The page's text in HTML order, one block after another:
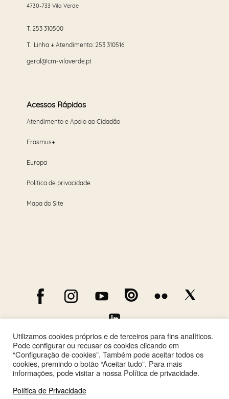
4730-733 Vila Verde
T. 253 310500
T. Linha + Atendimento: 253 310516
geral@cm-vilaverde.pt
Acessos Rápidos
Atendimento e Apoio ao Cidadão
Erasmus+
Europa
Política de privacidade
Mapa do Site
Utilizamos cookies próprios e de terceiros para fins analíticos.
Pode configurar ou recusar os cookies clicando em
“Configuração de cookies”. Também pode aceitar todos os
cookies, premindo o botão “Aceitar tudo”. Para mais
informações, pode visitar a nossa Política de privacidade.
Política de Privacidade